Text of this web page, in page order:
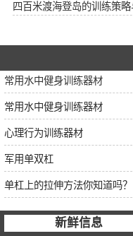
常用水中健身训练器材
常用水中健身训练器材
心理行为训练器材
军用单双杠
单杠上的拉伸方法你知道吗？
新鲜信息